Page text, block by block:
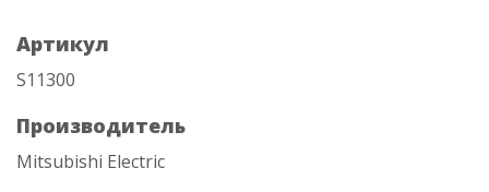
Артикул
S11300
Производитель
Mitsubishi Electric